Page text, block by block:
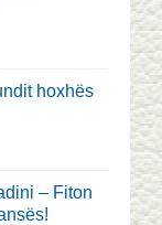
hoxhës
– Fiton